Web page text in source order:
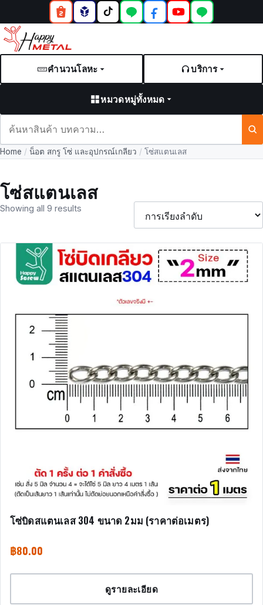
คำนวนโลหะ บริการ
หมวดหมู่ทั้งหมด
และ
Home / น็อต สกรู โซ่ และอุปกรณ์เกลียว / โซ่สแตนเลส
โซ่สแตนเลส
Showing all 9 results
โซ่บิดสแตนเลส 304 ขนาด 2มม (ราคาต่อเมตร)
฿80.00
ดูรายละเอียด